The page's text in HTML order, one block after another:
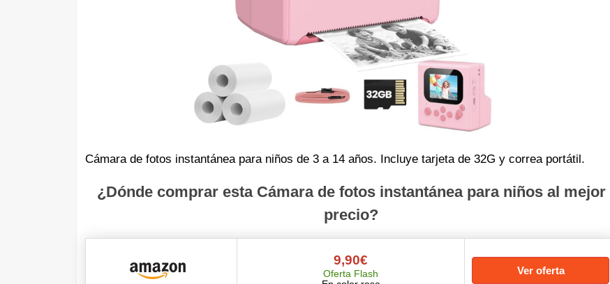
Cámara de fotos instantánea para niños de 3 a 14 años. Incluye tarjeta de 32G y correa portátil.
¿Dónde comprar esta Cámara de fotos instantánea para niños al mejor
precio?
9,90€
Oferta Flash
Ver oferta